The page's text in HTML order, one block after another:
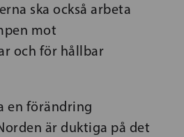
ska också arbeta
mot
och för hållbar
en förändring
är duktiga på det